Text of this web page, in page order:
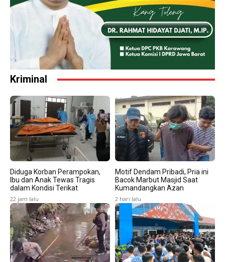
Kriminal
Diduga Korban Perampokan,
Ibu dan Anak Tewas Tragis
dalam Kondisi Terikat
22 jam lalu
Motif Dendam Pribadi, Pria ini
Bacok Marbut Masjid Saat
Kumandangkan Azan
2 hari lalu